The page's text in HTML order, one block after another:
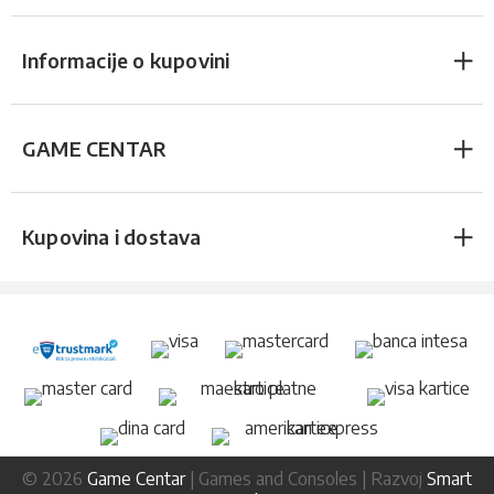
Informacije o kupovini
GAME CENTAR
Kupovina i dostava
© 2026 Game Centar| Games and Consoles | Razvoj Smart